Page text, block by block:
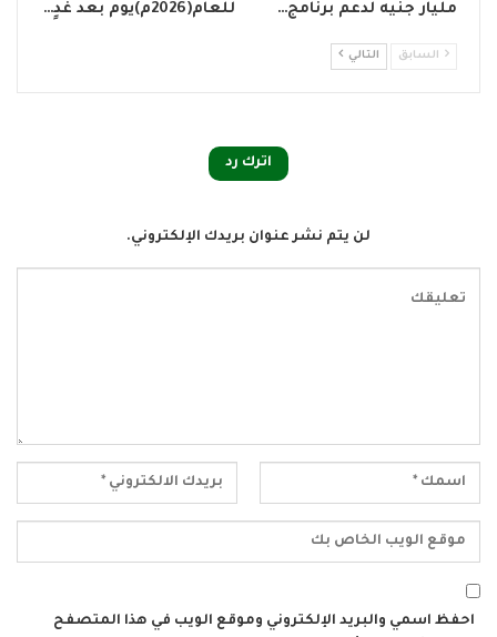
مليار جنيه لدعم برنامج…
للعام(2026م)يوم بعد غدٍ…
السابق التالي
اترك رد
لن يتم نشر عنوان بريدك الإلكتروني.
احفظ اسمي والبريد الإلكتروني وموقع الويب في هذا المتصفح